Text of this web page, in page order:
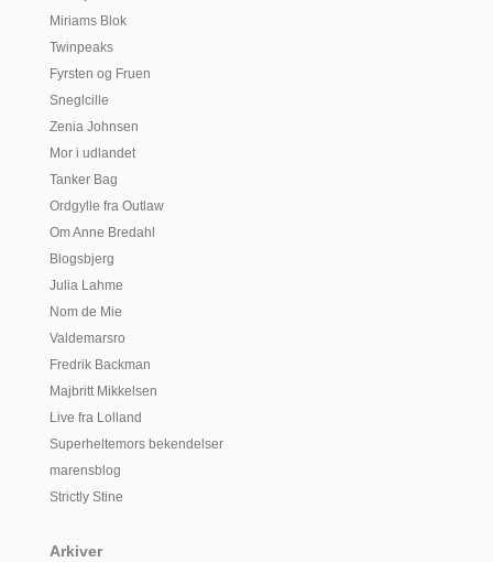
Miriams Blok
Twinpeaks
Fyrsten og Fruen
Sneglcille
Zenia Johnsen
Mor i udlandet
Tanker Bag
Ordgylle fra Outlaw
Om Anne Bredahl
Blogsbjerg
Julia Lahme
Nom de Mie
Valdemarsro
Fredrik Backman
Majbritt Mikkelsen
Live fra Lolland
Superheltemors bekendelser
marensblog
Strictly Stine
Arkiver